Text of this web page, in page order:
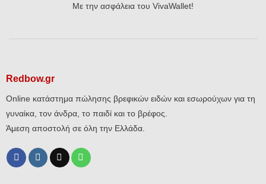
Με την ασφάλεια του VivaWallet!
Redbow.gr
Online κατάστημα πώλησης βρεφικών ειδών και εσωρούχων για τη
γυναίκα, τον άνδρα, το παιδί και το βρέφος.
Άμεση αποστολή σε όλη την Ελλάδα.